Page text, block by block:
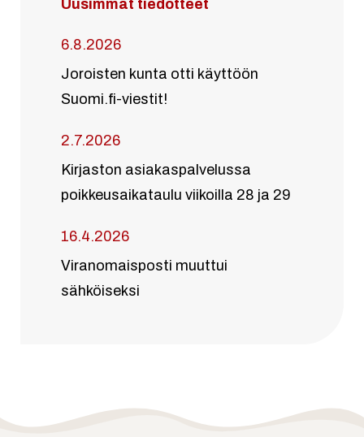
Uusimmat tiedotteet
6.8.2026
Joroisten kunta otti käyttöön
Suomi.fi-viestit!
2.7.2026
Kirjaston asiakaspalvelussa
poikkeusaikataulu viikoilla 28 ja 29
16.4.2026
Viranomaisposti muuttui
sähköiseksi